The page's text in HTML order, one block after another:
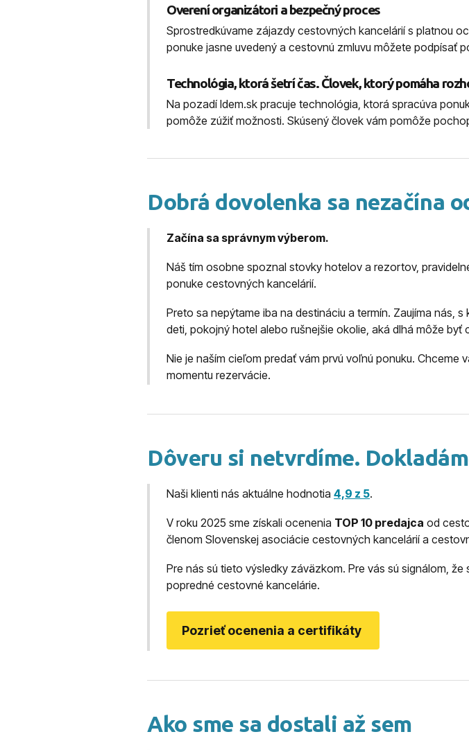
Overení organizátori a bezpečný proces
Sprostredkúvame zájazdy cestovných kancelárií s platnou
ponuke jasne uvedený a cestovnú zmluvu môžete podpísať
Technológia, ktorá šetrí čas. Človek, ktorý pomáha
Na pozadí Idem.sk pracuje technológia, ktorá spracúva
pomôže zúžiť možnosti. Skúsený človek vám pomôže
Dobrá dovolenka sa nezačína
Začína sa správnym výberom.
Náš tím osobne spoznal stovky hotelov a rezortov,
ponuke cestovných kancelárií.
Preto sa nepýtame iba na destináciu a termín. Zaujíma nás,
deti, pokojný hotel alebo rušnejšie okolie, aká dlhá môže
Nie je naším cieľom predať vám prvú voľnú ponuku.
momentu rezervácie.
Dôveru si netvrdíme.
Naši klienti nás aktuálne hodnotia 4,9 z 5.
V roku 2025 sme získali ocenenia TOP 10 predajca od
členom Slovenskej asociácie cestovných kancelárií a
Pre nás sú tieto výsledky záväzkom. Pre vás sú signálom,
popredné cestovné kancelárie.
Pozrieť ocenenia a certifikáty
Ako sme sa dostali až sem